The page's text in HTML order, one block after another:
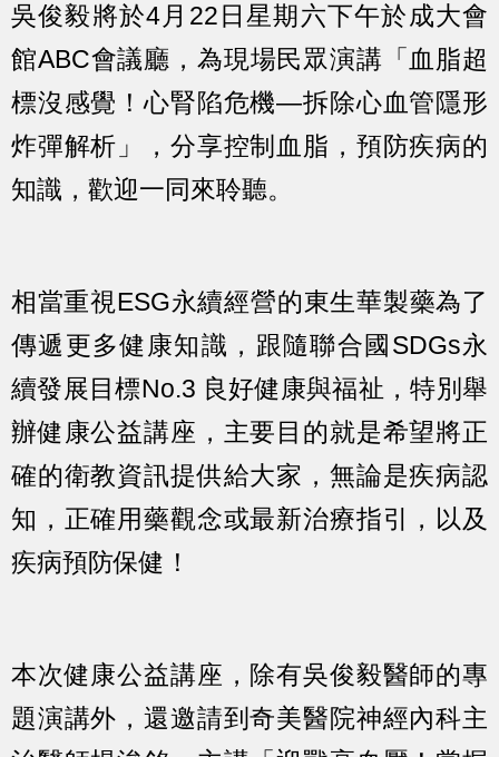
吳俊毅將於4月22日星期六下午於成大會
館ABC會議廳，為現場民眾演講「血脂超
標沒感覺！心腎陷危機—拆除心血管隱形
炸彈解析」，分享控制血脂，預防疾病的
知識，歡迎一同來聆聽。
相當重視ESG永續經營的東生華製藥為了
傳遞更多健康知識，跟隨聯合國SDGs永
續發展目標No.3 良好健康與福祉，特別舉
辦健康公益講座，主要目的就是希望將正
確的衛教資訊提供給大家，無論是疾病認
知，正確用藥觀念或最新治療指引，以及
疾病預防保健！
本次健康公益講座，除有吳俊毅醫師的專
題演講外，還邀請到奇美醫院神經內科主